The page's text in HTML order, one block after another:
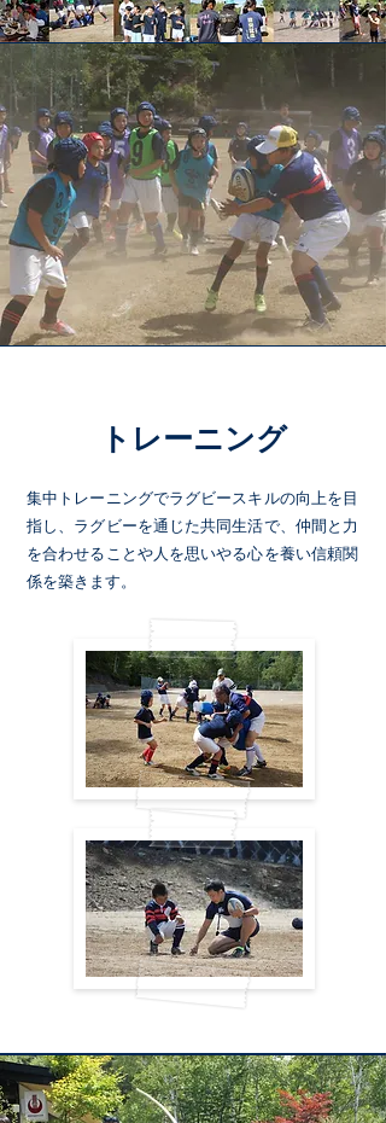
トレーニング
​集中トレーニングでラグビースキルの向上を目
指し、 ラグビーを通じた共同生活で、仲間と力
を合わせることや人を思いやる心を養い信頼関
係を築きます。